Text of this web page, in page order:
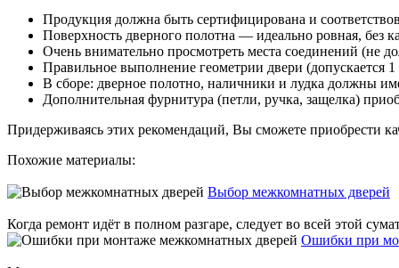
Продукция должна быть сертифицирована и
Поверхность дверного полотна — идеально ровная, без
Очень внимательно просмотреть места соединений (не
Правильное выполнение геометрии двери (допускается
В сборе: дверное полотно, наличники и лудка должны
Дополнительная фурнитура (петли, ручка, защелка)
Придерживаясь этих рекомендаций, Вы сможете приобрести
Похожие материалы:
Выбор межкомнатных дверей
Когда ремонт идёт в полном разгаре, следует во всей этой
Ошибки при